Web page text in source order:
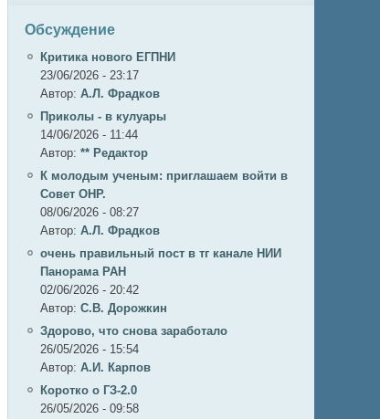
Обсуждение
Критика нового ЕГПНИ
23/06/2026 - 23:17
Автор: А.Л. Фрадков
Приколы - в кулуары
14/06/2026 - 11:44
Автор: ** Редактор
К молодым ученым: приглашаем войти в
Совет ОНР.
08/06/2026 - 08:27
Автор: А.Л. Фрадков
очень правильный пост в тг канале НИИ
Панорама РАН
02/06/2026 - 20:42
Автор: С.В. Дорожкин
Здорово, что снова заработало
26/05/2026 - 15:54
Автор: А.И. Карпов
Коротко о ГЗ-2.0
26/05/2026 - 09:58